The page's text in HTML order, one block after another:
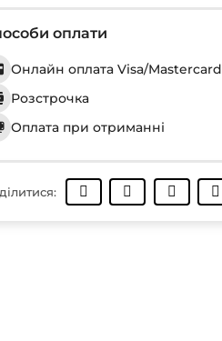
оплати
Онлайн оплата Visa/Mastercard
Розстрочка
Оплата при отриманні